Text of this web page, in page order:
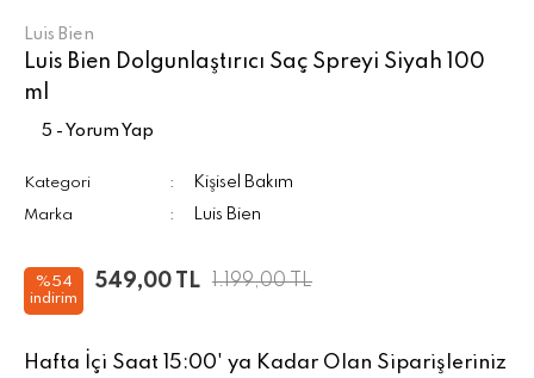
Luis Bien
Luis Bien Dolgunlaştırıcı Saç Spreyi Siyah 100
ml
5 - Yorum Yap
Kategori Kişisel Bakım
Marka Luis Bien
%54
indirim
549,00 TL 1.199,00 TL
Hafta İçi Saat 15:00' ya Kadar Olan Siparişleriniz